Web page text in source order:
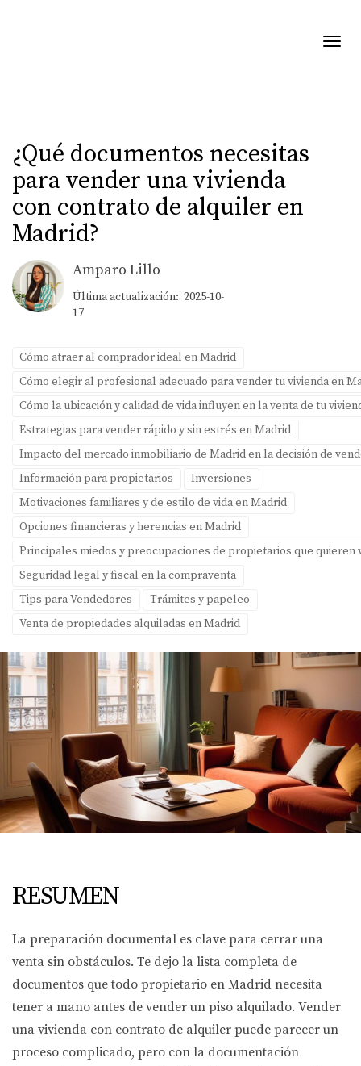
¿Qué documentos necesitas
para vender una vivienda
con contrato de alquiler en
Madrid?
Amparo Lillo
Última actualización: 2025-10-
17
Cómo atraer al comprador ideal en Madrid
Cómo elegir al profesional adecuado para vender tu vivienda en
Cómo la ubicación y calidad de vida influyen en la venta de tu
Estrategias para vender rápido y sin estrés en Madrid
Impacto del mercado inmobiliario de Madrid en la decisión de
Información para propietarios
Inversiones
Motivaciones familiares y de estilo de vida en Madrid
Opciones financieras y herencias en Madrid
Principales miedos y preocupaciones de propietarios que quieren
Seguridad legal y fiscal en la compraventa
Tips para Vendedores
Trámites y papeleo
Venta de propiedades alquiladas en Madrid
RESUMEN
La preparación documental es clave para cerrar una
venta sin obstáculos. Te dejo la lista completa de
documentos que todo propietario en Madrid necesita
tener a mano antes de vender un piso alquilado. Vender
una vivienda con contrato de alquiler puede parecer un
proceso complicado, pero con la documentación